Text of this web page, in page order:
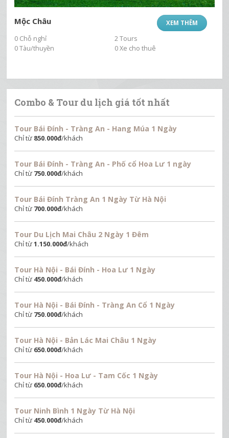
XEM THÊM
Mộc Châu
0 Chỗ nghỉ
2 Tours
0 Tàu/thuyền
0 Xe cho thuê
Combo & Tour du lịch giá tốt nhất
Tour Bái Đính - Tràng An - Hang Múa 1 Ngày
Chỉ từ 850.000đ/khách
Tour Bái Đính - Tràng An - Phố cổ Hoa Lư 1 ngày
Chỉ từ 750.000đ/khách
Tour Bái Đính Tràng An 1 Ngày Từ Hà Nội
Chỉ từ 700.000đ/khách
Tour Du Lịch Mai Châu 2 Ngày 1 Đêm
Chỉ từ1.150.000đ/khách
Tour Hà Nội - Bái Đính - Hoa Lư 1 Ngày
Chỉ từ 450.000đ/khách
Tour Hà Nội - Bái Đính - Tràng An Cổ 1 Ngày
Chỉ từ 750.000đ/khách
Tour Hà Nội - Bản Lác Mai Châu 1 Ngày
Chỉ từ 650.000đ/khách
Tour Hà Nội - Hoa Lư - Tam Cốc 1 Ngày
Chỉ từ 650.000đ/khách
Tour Ninh Bình 1 Ngày Từ Hà Nội
Chỉ từ 450.000đ/khách